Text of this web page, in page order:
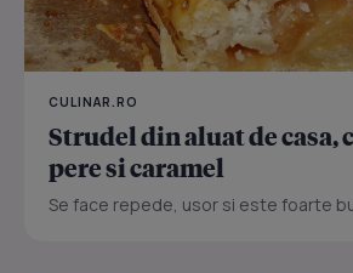
CULINAR.RO
Strudel din aluat de casa,
pere si caramel
Se face repede, usor si este foarte